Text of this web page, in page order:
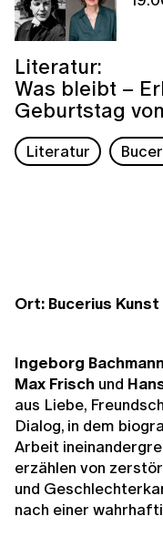
Literatur:
Was bleibt –
Geburtstag
Literatur
Ort: Bucerius Kunst
Ingeborg
Max Frisch und
aus Liebe,
Dialog, in dem
Arbeit
erzählen von
und
nach einer